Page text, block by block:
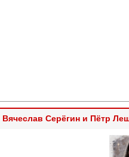
Вячеслав Серёгин и Пётр